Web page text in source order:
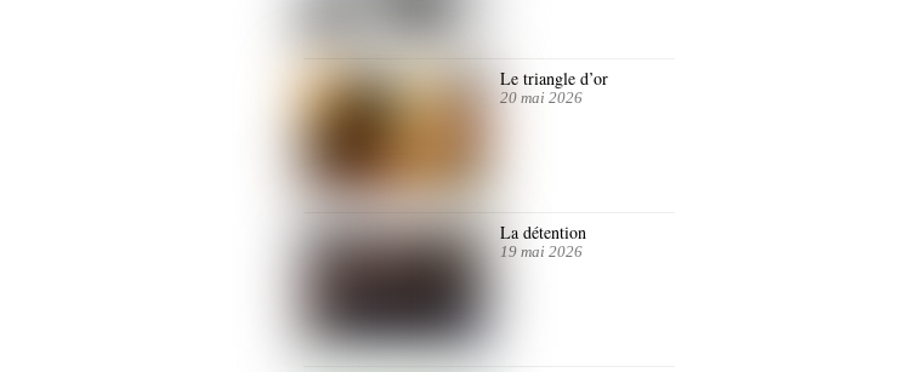
Le triangle d’or
20 mai 2026
La détention
19 mai 2026